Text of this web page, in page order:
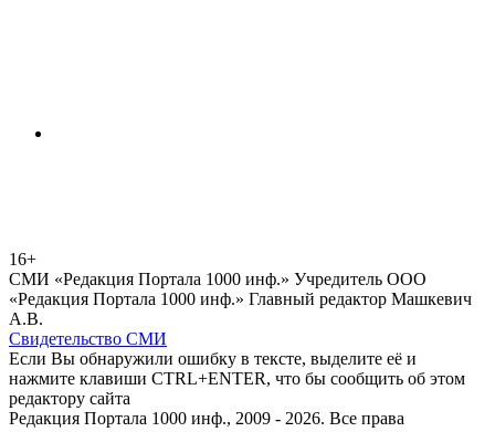
16+
СМИ «Редакция Портала 1000 инф.» Учредитель ООО
«Редакция Портала 1000 инф.» Главный редактор Машкевич
А.В.
Свидетельство СМИ
Если Вы обнаружили ошибку в тексте, выделите её и
нажмите клавиши CTRL+ENTER, что бы сообщить об этом
редактору сайта
Редакция Портала 1000 инф., 2009 - 2026. Все права